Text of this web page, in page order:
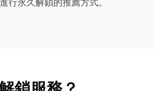
行永久解鎖的推薦方式。